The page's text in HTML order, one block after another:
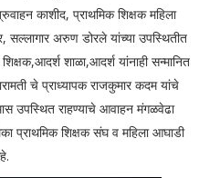
काशीद, प्राथमिक शिक्षक महिला
सल्लागार अरुण डोरले यांच्या उपस्थितीत
शाळा,आदर्श यांनाही सन्मानित
चे प्राध्यापक राजकुमार कदम यांचे
उपस्थित राहण्याचे आवाहन मंगळवेढा
प्राथमिक शिक्षक संघ व महिला आघाडी